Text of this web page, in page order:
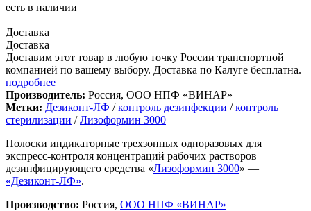
есть в наличии
Доставка
Доставка
Доставим этот товар в любую точку России транспортной
компанией по вашему выбору. Доставка по Калуге бесплатна.
подробнее
Производитель: Россия, ООО НПФ «ВИНАР»
Метки: Дезиконт-ЛФ /контроль дезинфекции /контроль
стерилизации /Лизоформин 3000
Полоски индикаторные трехзонных одноразовых для
экспресс-контроля концентраций рабочих растворов
дезинфицирующего средства «Лизоформин 3000» —
«Дезиконт-ЛФ».
Производство: Россия, ООО НПФ «ВИНАР»